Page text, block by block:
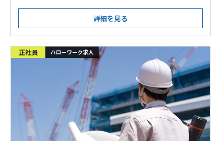
詳細を見る
正社員 ハローワーク求人